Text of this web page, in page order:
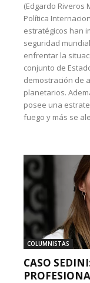
(Edgardo Riveros
Política
estratégicos han
seguridad
enfrentar la
conjunto de
demostración de
planetarios.
posee una
fuego y más se
COLUMNISTAS
CASO